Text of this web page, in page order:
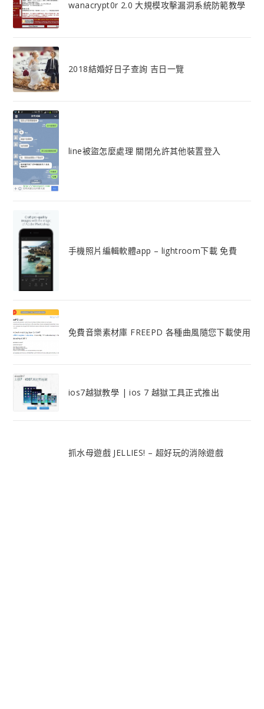
wanacrypt0r 2.0 大規模攻擊漏洞系統防範教學
2018結婚好日子查詢 吉日一覽
line被盜怎麼處理 關閉允許其他裝置登入
手機照片編輯軟體app – lightroom下載 免費
免費音樂素材庫 FREEPD 各種曲風隨您下載使用
ios7越獄教學 | ios 7 越獄工具正式推出
抓水母遊戲 JELLIES! – 超好玩的消除遊戲